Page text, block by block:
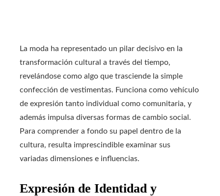
La moda ha representado un pilar decisivo en la
transformación cultural a través del tiempo,
revelándose como algo que trasciende la simple
confección de vestimentas. Funciona como vehículo
de expresión tanto individual como comunitaria, y
además impulsa diversas formas de cambio social.
Para comprender a fondo su papel dentro de la
cultura, resulta imprescindible examinar sus
variadas dimensiones e influencias.
Expresión de Identidad y